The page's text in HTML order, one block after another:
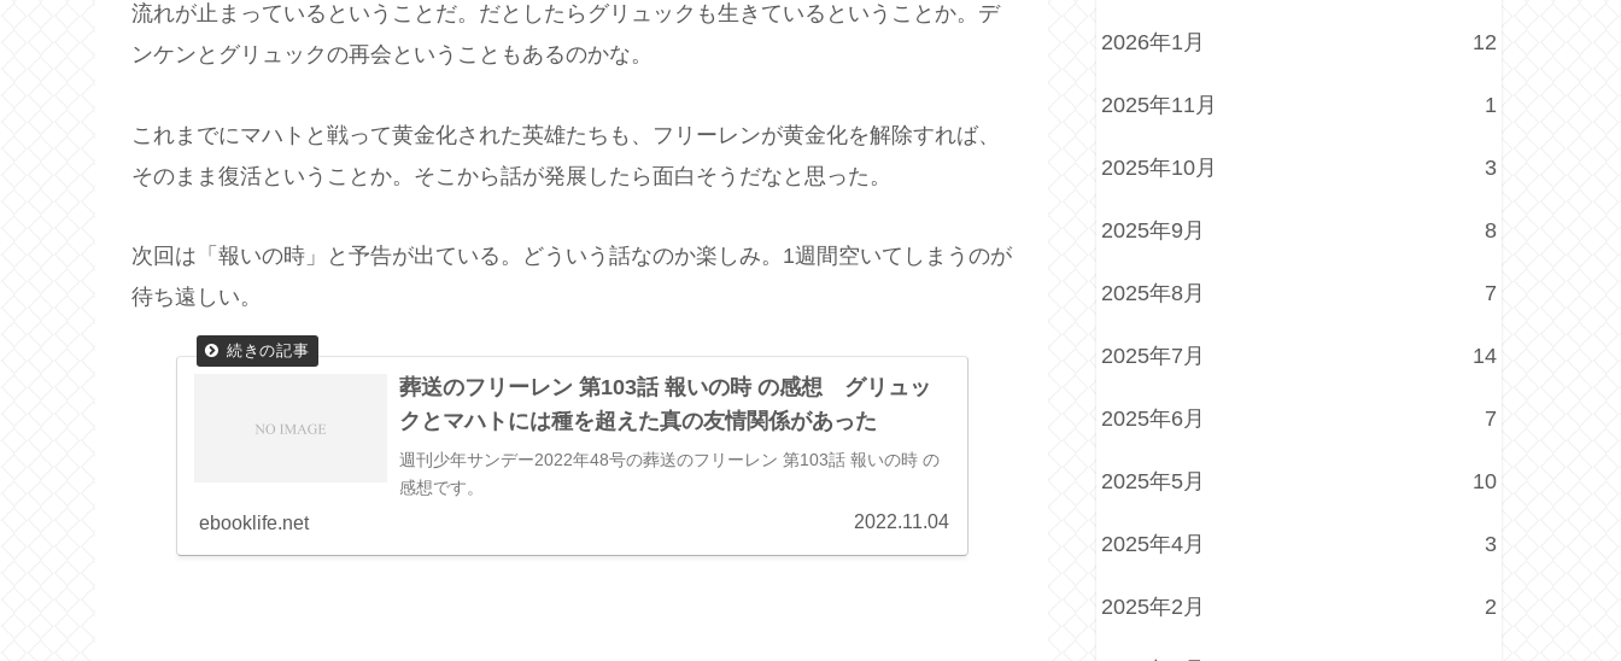
流れが止まっているということだ。だとしたらグリュックも生きているということか。デ
ンケンとグリュックの再会ということもあるのかな。
これまでにマハトと戦って黄金化された英雄たちも、フリーレンが黄金化を解除すれば、
そのまま復活ということか。そこから話が発展したら面白そうだなと思った。
次回は「報いの時」と予告が出ている。どういう話なのか楽しみ。1週間空いてしまうのが
待ち遠しい。
葬送のフリーレン 第103話 報いの時 の感想 グリュッ
クとマハトには種を超えた真の友情関係があった
週刊少年サンデー2022年48号の葬送のフリーレン 第103話 報いの時 の
感想です。
ebooklife.net 2022.11.04
2026年1月 12
2025年11月 1
2025年10月 3
2025年9月 8
2025年8月 7
2025年7月 14
2025年6月 7
2025年5月 10
2025年4月 3
2025年2月 2